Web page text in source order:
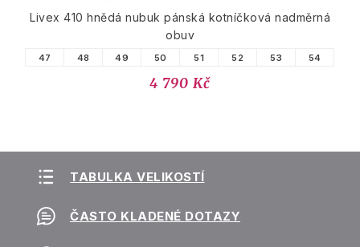
Livex 410 hnědá nubuk pánská kotníčková nadměrná
obuv
47 48 49 50 51 52 53 54
4 790 Kč
TABULKA VELIKOSTÍ
ČASTO KLADENÉ DOTAZY